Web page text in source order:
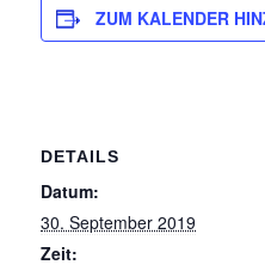
ZUM KALENDER
DETAILS
Datum:
30. September 2019
Zeit: